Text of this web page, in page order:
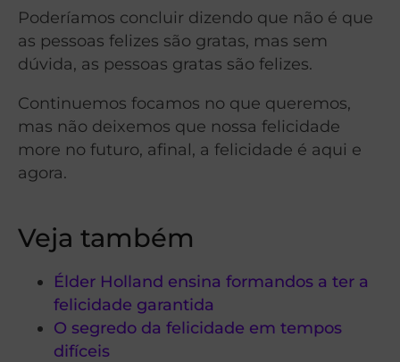
Poderíamos concluir dizendo que não é que
as pessoas felizes são gratas, mas sem
dúvida, as pessoas gratas são felizes.
Continuemos focamos no que queremos,
mas não deixemos que nossa felicidade
more no futuro, afinal, a felicidade é aqui e
agora.
Veja também
Élder Holland ensina formandos a ter a
felicidade garantida
O segredo da felicidade em tempos
difíceis